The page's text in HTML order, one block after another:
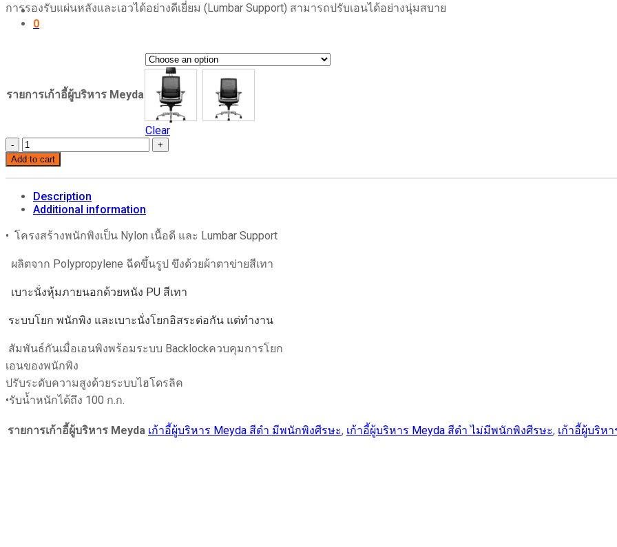
0
การรองรับแผ่นหลังและเอวได้อย่างดีเยี่ยม (Lumbar Support) สามารถปรับเอนได้อย่างนุ่มสบาย
รายการเก้าอี้ผู้บริหาร Meyda
Clear
เก้าอี้
ผู้
บริหาร
Meyda
quantity
Add to cart
Description
Additional information
• โครงสร้างพนักพิงเป็น Nylon เนื้อดี และ Lumbar Support
ผลิตจาก Polypropylene ฉีดขึ้นรูป ขึงด้วยผ้าตาข่ายสีเทา
เบาะนั่งหุ้มภายนอกด้วยหนัง PU สีเทา
ระบบโยก พนักพิง และเบาะนั่งโยกอิสระต่อกัน แต่ทำงาน
สัมพันธ์กันเมื่อเอนพิงพร้อมระบบ Backlockควบคุมการโยก
เอนของพนักพิง
ปรับระดับความสูงด้วยระบบไฮโดรลิค
•รับน้ำหนักได้ถึง 100 ก.ก.
รายการเก้าอี้ผู้บริหาร Meyda เก้าอี้ผู้บริหาร Meyda สีดำ มีพนักพิงศีรษะ, เก้าอี้ผู้บริหาร Meyda สีดำ ไม่มีพนักพิงศีรษะ, เก้าอี้ผู้บริห